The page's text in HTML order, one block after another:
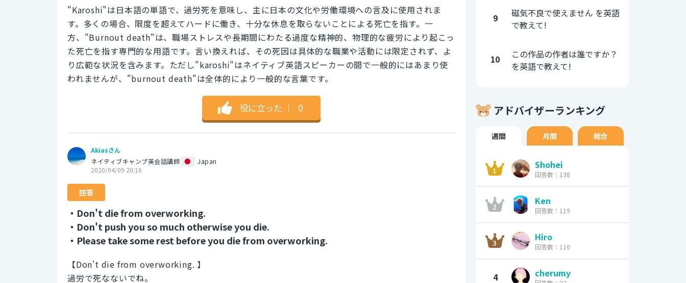
"Karoshi"は日本語の単語で、過労死を意味し、主に日本の文化や労働環境への言及に使用されま
す。多くの場合、限度を超えてハードに働き、十分な休息を取らないことによる死亡を指す。一
方、"Burnout death"は、職場ストレスや長期間にわたる過度な精神的、物理的な疲労により起こっ
た死亡を指す専門的な用語です。言い換えれば、その死因は具体的な職業や活動には限定されず、よ
り広範な状況を含みます。ただし"karoshi"はネイティブ英語スピーカーの間で一般的にはあまり使
われませんが、"burnout death"は全体的により一般的な言葉です。
役に立った ｜ 0
Akiasさん
ネイティブキャンプ英会話講師
Japan
2020/04/09 20:16
回答
・Don't die from overworking.
・Don't push you so much otherwise you die.
・Please take some rest before you die from overworking.
【Don't die from overworking. 】
過労で死なないでね。
9
磁気不良で使えません を英語
で教えて!
10
この作品の作者は誰ですか？
を英語で教えて!
アドバイザーランキング
週間 月間 総合
Shohei
回答数：138
Ken
回答数：119
Hiro
回答数：110
4 cherumy